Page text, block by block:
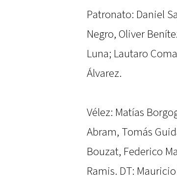
Patronato: Daniel
Negro, Oliver
Luna; Lautaro
Álvarez.
Vélez: Matías
Abram, Tomás
Bouzat, Federico
Ramis. DT: